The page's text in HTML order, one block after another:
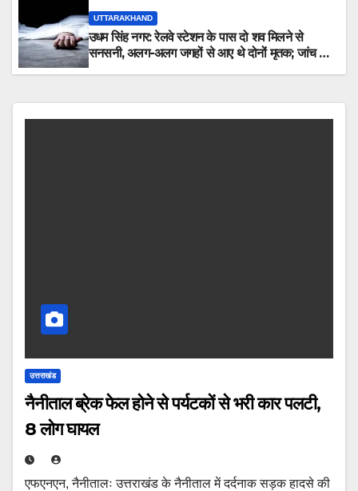
UTTARAKHAND
उधम सिंह नगर: रेलवे स्टेशन के पास दो शव मिलने से
सनसनी, अलग-अलग जगहों से आए थे दोनों मृतक; जांच में
उत्तराखंड
नैनीताल ब्रेक फेल होने से पर्यटकों से भरी कार पलटी,
8 लोग घायल
एफएनएन, नैनीतालः उत्तराखंड के नैनीताल में दर्दनाक सड़क हादसे की